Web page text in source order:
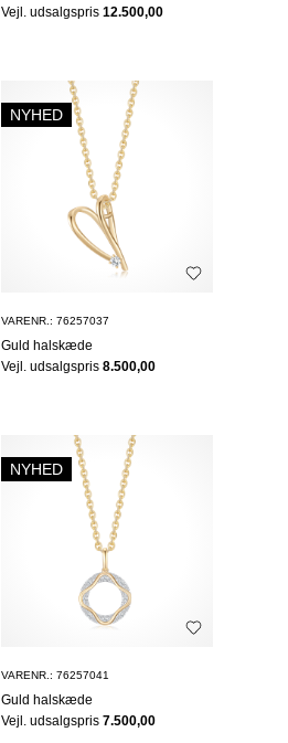
Vejl. udsalgspris 12.500,00
NYHED
VARENR.: 76257037
Guld halskæde
Vejl. udsalgspris 8.500,00
NYHED
VARENR.: 76257041
Guld halskæde
Vejl. udsalgspris 7.500,00